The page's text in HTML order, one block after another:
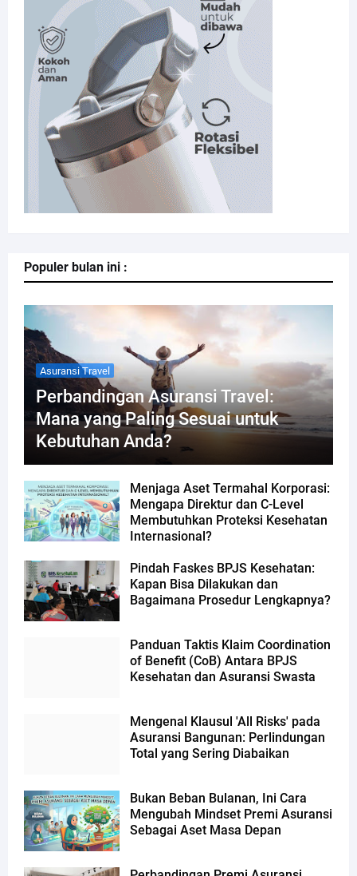
Populer bulan ini :
Asuransi Travel
Perbandingan Asuransi Travel:
Mana yang Paling Sesuai untuk
Kebutuhan Anda?
Menjaga Aset Termahal Korporasi:
Mengapa Direktur dan C-Level
Membutuhkan Proteksi Kesehatan
Internasional?
Pindah Faskes BPJS Kesehatan:
Kapan Bisa Dilakukan dan
Bagaimana Prosedur Lengkapnya?
Panduan Taktis Klaim Coordination
of Benefit (CoB) Antara BPJS
Kesehatan dan Asuransi Swasta
Mengenal Klausul 'All Risks' pada
Asuransi Bangunan: Perlindungan
Total yang Sering Diabaikan
Bukan Beban Bulanan, Ini Cara
Mengubah Mindset Premi Asuransi
Sebagai Aset Masa Depan